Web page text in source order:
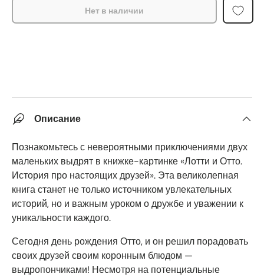
Нет в наличии
Описание
Познакомьтесь с невероятными приключениями двух
маленьких выдрят в книжке-картинке «Лотти и Отто.
История про настоящих друзей». Эта великолепная
книга станет не только источником увлекательных
историй, но и важным уроком о дружбе и уважении к
уникальности каждого.
Сегодня день рождения Отто, и он решил порадовать
своих друзей своим коронным блюдом —
выдропончиками! Несмотря на потенциальные